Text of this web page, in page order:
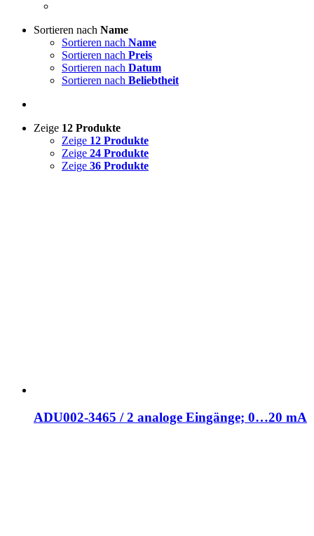
Sortieren nach Name
Sortieren nach Name
Sortieren nach Preis
Sortieren nach Datum
Sortieren nach Beliebtheit
Zeige 12 Produkte
Zeige 12 Produkte
Zeige 24 Produkte
Zeige 36 Produkte
ADU002-3465 / 2 analoge Eingänge; 0…20 mA